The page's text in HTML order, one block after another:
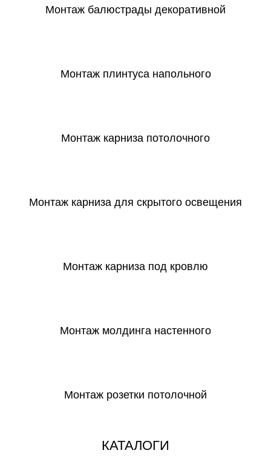
Монтаж балюстрады декоративной
Монтаж плинтуса напольного
Монтаж карниза потолочного
Монтаж карниза для скрытого освещения
Монтаж карниза под кровлю
Монтаж молдинга настенного
Монтаж розетки потолочной
КАТАЛОГИ